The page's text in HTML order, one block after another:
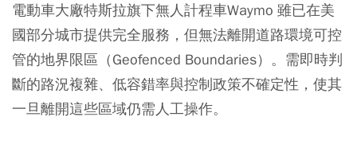
電動車大廠特斯拉旗下無人計程車Waymo 雖已在美
國部分城市提供完全服務，但無法離開道路環境可控
管的地界限區（Geofenced Boundaries）。需即時判
斷的路況複雜、低容錯率與控制政策不確定性，使其
一旦離開這些區域仍需人工操作。